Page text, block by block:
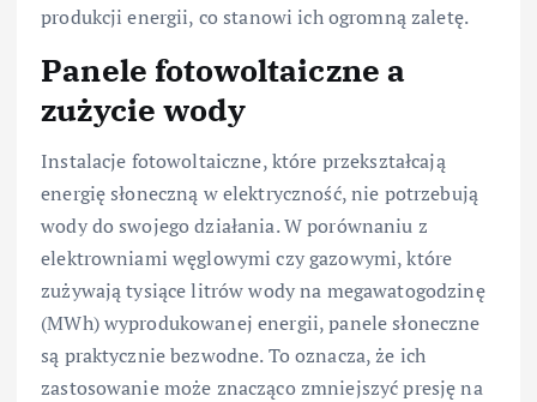
produkcji energii, co stanowi ich ogromną zaletę.
Panele fotowoltaiczne a
zużycie wody
Instalacje fotowoltaiczne, które przekształcają
energię słoneczną w elektryczność, nie potrzebują
wody do swojego działania. W porównaniu z
elektrowniami węglowymi czy gazowymi, które
zużywają tysiące litrów wody na megawatogodzinę
(MWh) wyprodukowanej energii, panele słoneczne
są praktycznie bezwodne. To oznacza, że ich
zastosowanie może znacząco zmniejszyć presję na